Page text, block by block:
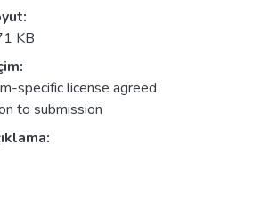
KB
specific license agreed
to submission